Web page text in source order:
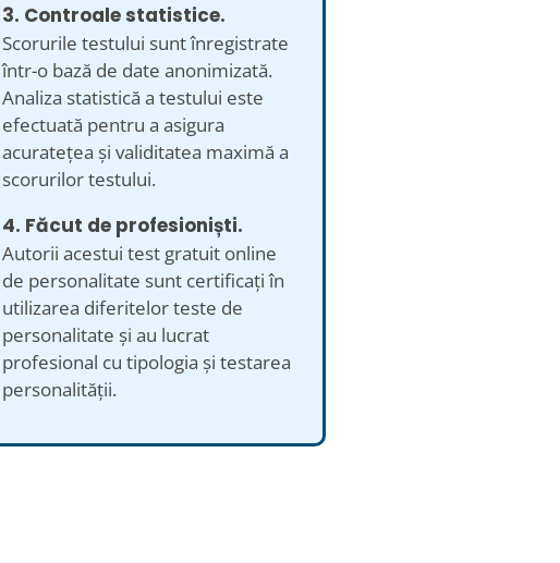
3. Controale statistice.
Scorurile testului sunt înregistrate
într-o bază de date anonimizată.
Analiza statistică a testului este
efectuată pentru a asigura
acuratețea și validitatea maximă a
scorurilor testului.
4. Făcut de profesioniști.
Autorii acestui test gratuit online
de personalitate sunt certificați în
utilizarea diferitelor teste de
personalitate și au lucrat
profesional cu tipologia și testarea
personalității.